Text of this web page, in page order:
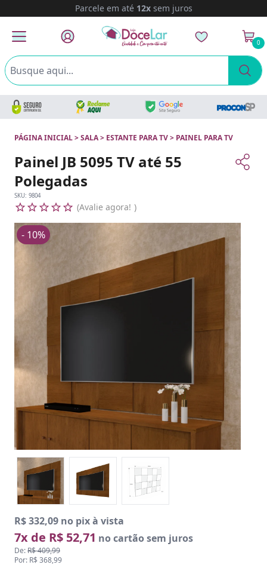
Parcele em até 12xsem juros
0
PÁGINA INICIAL>SALA> ESTANTE PARA TV> PAINEL PARA TV
Painel JB 5095 TV até 55
Polegadas
SKU: 9804
Avalie agora!
R$ 332,09 no pix à vista
7x de R$ 52,71 no cartão sem juros
De:R$ 409,99
Por: R$ 368,99
- 10%